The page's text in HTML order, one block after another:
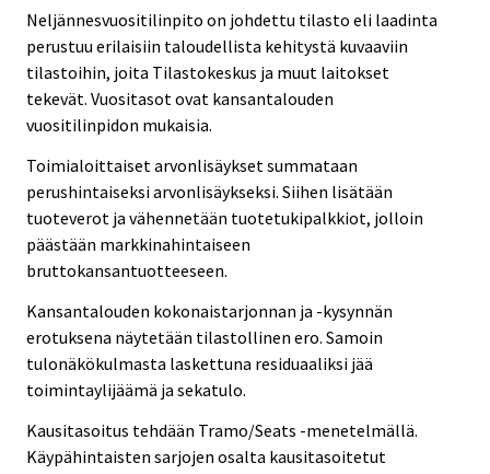
Neljännesvuositilinpito on johdettu tilasto eli laadinta
perustuu erilaisiin taloudellista kehitystä kuvaaviin
tilastoihin, joita Tilastokeskus ja muut laitokset
tekevät. Vuositasot ovat kansantalouden
vuositilinpidon mukaisia.
Toimialoittaiset arvonlisäykset summataan
perushintaiseksi arvonlisäykseksi. Siihen lisätään
tuoteverot ja vähennetään tuotetukipalkkiot, jolloin
päästään markkinahintaiseen
bruttokansantuotteeseen.
Kansantalouden kokonaistarjonnan ja -kysynnän
erotuksena näytetään tilastollinen ero. Samoin
tulonäkökulmasta laskettuna residuaaliksi jää
toimintaylijäämä ja sekatulo.
Kausitasoitus tehdään Tramo/Seats -menetelmällä.
Käypähintaisten sarjojen osalta kausitasoitetut